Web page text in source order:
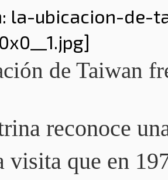
de Taiwan
reconoce
visita que en